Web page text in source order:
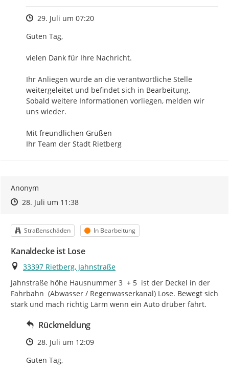
Zeitpunkt des Erstellens
29. Juli um 07:20
Guten Tag,
vielen Dank für Ihre Nachricht.
Ihr Anliegen wurde an die verantwortliche Stelle
weitergeleitet und befindet sich in Bearbeitung.
Sobald weitere Informationen vorliegen, melden wir
uns wieder.
Mit freundlichen Grüßen
Ihr Team der Stadt Rietberg
Anonym
Zeitpunkt des Erstellens
Zeitpunkt des Erstellens
28. Juli um 11:38Zur Äußerung
Kategorie
Straßenschäden Status
In Bearbeitung
Kanaldecke ist Lose
Ort
33397 Rietberg, Jahnstraße
Jahnstraße höhe Hausnummer 3  + 5  ist der Deckel in der
Fahrbahn  (Abwasser / Regenwasserkanal) Lose. Bewegt sich
stark und mach richtig Lärm wenn ein Auto drüber fährt.
Rückmeldung
Zeitpunkt des Erstellens
28. Juli um 12:09
Guten Tag,